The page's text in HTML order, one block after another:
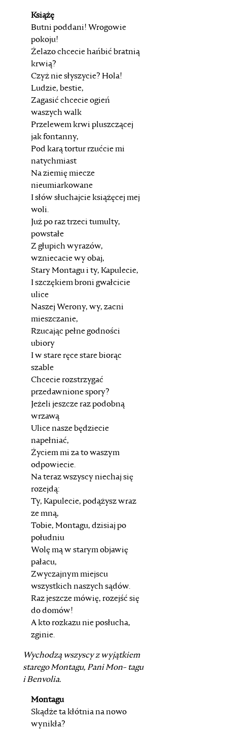
Książę
Butni poddani! Wrogowie
pokoju!
Żelazo chcecie hańbić bratnią
krwią?
Czyż nie słyszycie? Hola!
Ludzie, bestie,
Zagasić chcecie ogień
waszych walk
Przelewem krwi pluszczącej
jak fontanny,
Pod karą tortur rzućcie mi
natychmiast
Na ziemię miecze
nieumiarkowane
I słów słuchajcie książęcej mej
woli.
Już po raz trzeci tumulty,
powstałe
Z głupich wyrazów,
wzniecacie wy obaj,
Stary Montagu i ty, Kapulecie,
I szczękiem broni gwałcicie
ulice
Naszej Werony, wy, zacni
mieszczanie,
Rzucając pełne godności
ubiory
I w stare ręce stare biorąc
szable
Chcecie rozstrzygać
przedawnione spory?
Jeżeli jeszcze raz podobną
wrzawą
Ulice nasze będziecie
napełniać,
Życiem mi za to waszym
odpowiecie.
Na teraz wszyscy niechaj się
rozejdą:
Ty, Kapulecie, podążysz wraz
ze mną,
Tobie, Montagu, dzisiaj po
południu
Wolę mą w starym objawię
pałacu,
Zwyczajnym miejscu
wszystkich naszych sądów.
Raz jeszcze mówię, rozejść się
do domów!
A kto rozkazu nie posłucha,
zginie.
Wychodzą wszyscy z wyjątkiem
staregoMontagu, Pani Mon- tagu
iBenvolia.
Montagu
Skądże ta kłótnia na nowo
wynikła?